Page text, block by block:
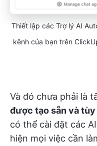
Thiết lập các Trợ lý AI
kênh của bạn trên
Và đó chưa phải là
được tạo sẵn và
có thể cài đặt các
hiện mọi việc cần